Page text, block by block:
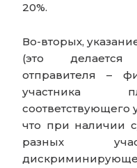
20%.
Во-вторых,
(это
отправителя –
участника
соответствующего
что при наличии
разных